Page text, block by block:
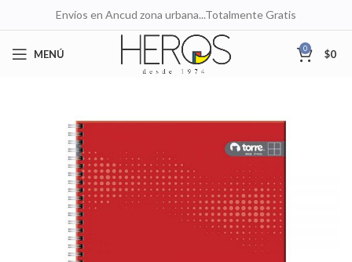
Envíos en Ancud zona urbana...Totalmente Gratis
MENÚ 0 $0